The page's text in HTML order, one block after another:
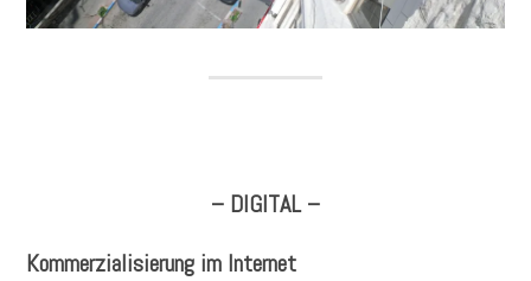
– DIGITAL –
Kommerzialisierung im Internet